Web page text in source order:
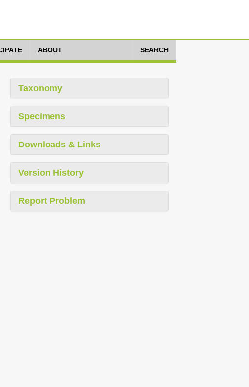
ABOUT SEARCH
Taxonomy
Specimens
Downloads & Links
Version History
Report Problem